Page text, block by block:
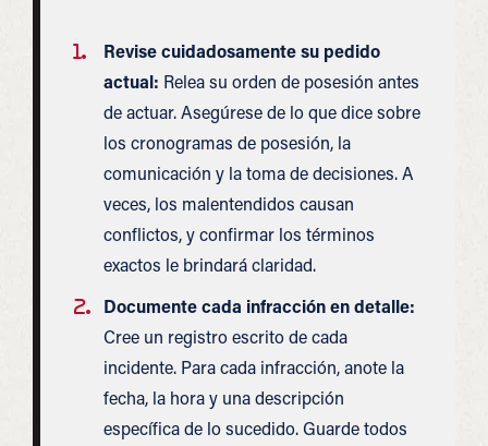
Revise cuidadosamente su pedido
actual: Relea su orden de posesión antes
de actuar. Asegúrese de lo que dice sobre
los cronogramas de posesión, la
comunicación y la toma de decisiones. A
veces, los malentendidos causan
conflictos, y confirmar los términos
exactos le brindará claridad.
Documente cada infracción en detalle:
Cree un registro escrito de cada
incidente. Para cada infracción, anote la
fecha, la hora y una descripción
específica de lo sucedido. Guarde todos